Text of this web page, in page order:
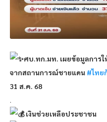
ศบ.ทก.มท. เผยข้อมูลการ
จากสถานการณ์ชายแดน #ไทย
31 ส.ค. 68
.
เงินช่วยเหลือประชาชน